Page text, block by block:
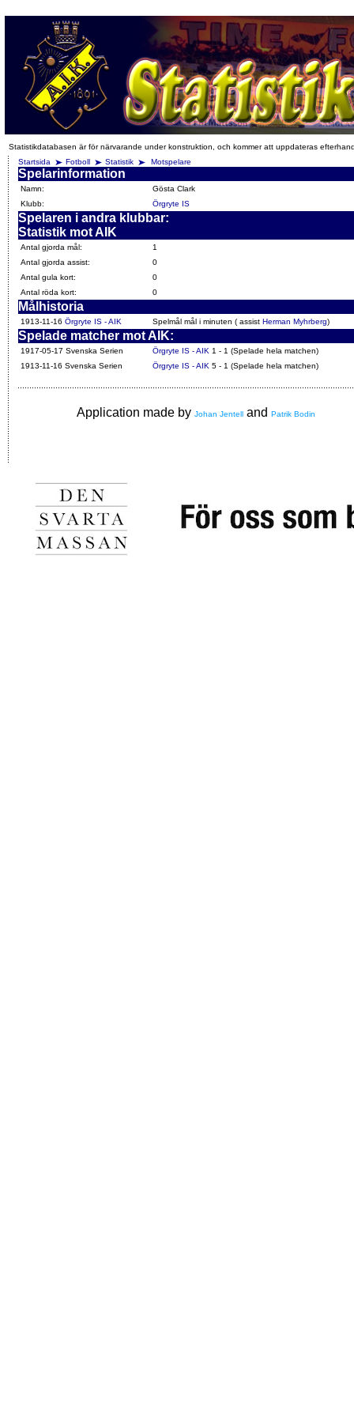
Statistikdatabasen är för närvarande under konstruktion, och kommer att uppdateras
Startsida
Fotboll Statistik Motspelare
Spelarinformation
Namn:
Gösta Clark
Klubb:
Örgryte IS
Spelaren i andra klubbar:
Statistik mot AIK
Antal gjorda mål:
1
Antal gjorda assist:
0
Antal gula kort:
0
Antal röda kort:
0
Målhistoria
1913-11-16 Örgryte IS - AIK Spelmål mål i minuten ( assist Herman Myhrberg)
Spelade matcher mot AIK:
1917-05-17 Svenska Serien Örgryte IS - AIK 1 - 1 (Spelade hela matchen)
1913-11-16 Svenska Serien
Örgryte IS - AIK 5 - 1 (Spelade hela matchen)
Application made by Johan Jentell and Patrik Bodin